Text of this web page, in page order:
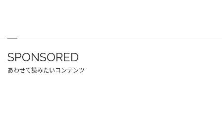
SPONSORED
あわせて読みたいコンテンツ